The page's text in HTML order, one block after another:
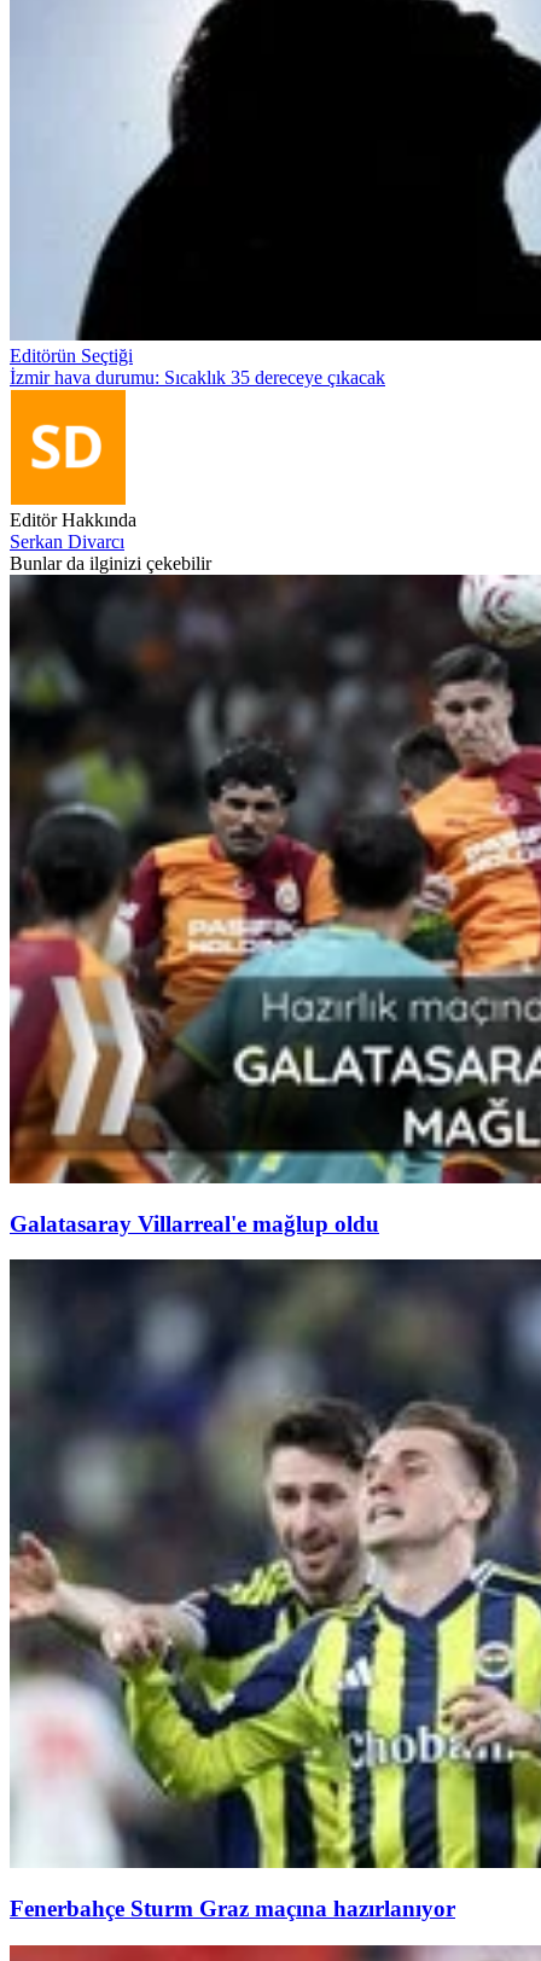
Editörün Seçtiği
İzmir hava durumu: Sıcaklık 35 dereceye çıkacak
Editör Hakkında
Serkan Divarcı
Bunlar da ilginizi çekebilir
Galatasaray Villarreal'e mağlup oldu
Fenerbahçe Sturm Graz maçına hazırlanıyor